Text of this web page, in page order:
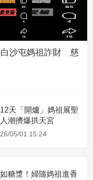
白沙屯媽祖詐財 慈
天「開爐」媽祖展聖
潮擠爆拱天宮
05/01 15:24
糖漿！婦隨媽祖進香